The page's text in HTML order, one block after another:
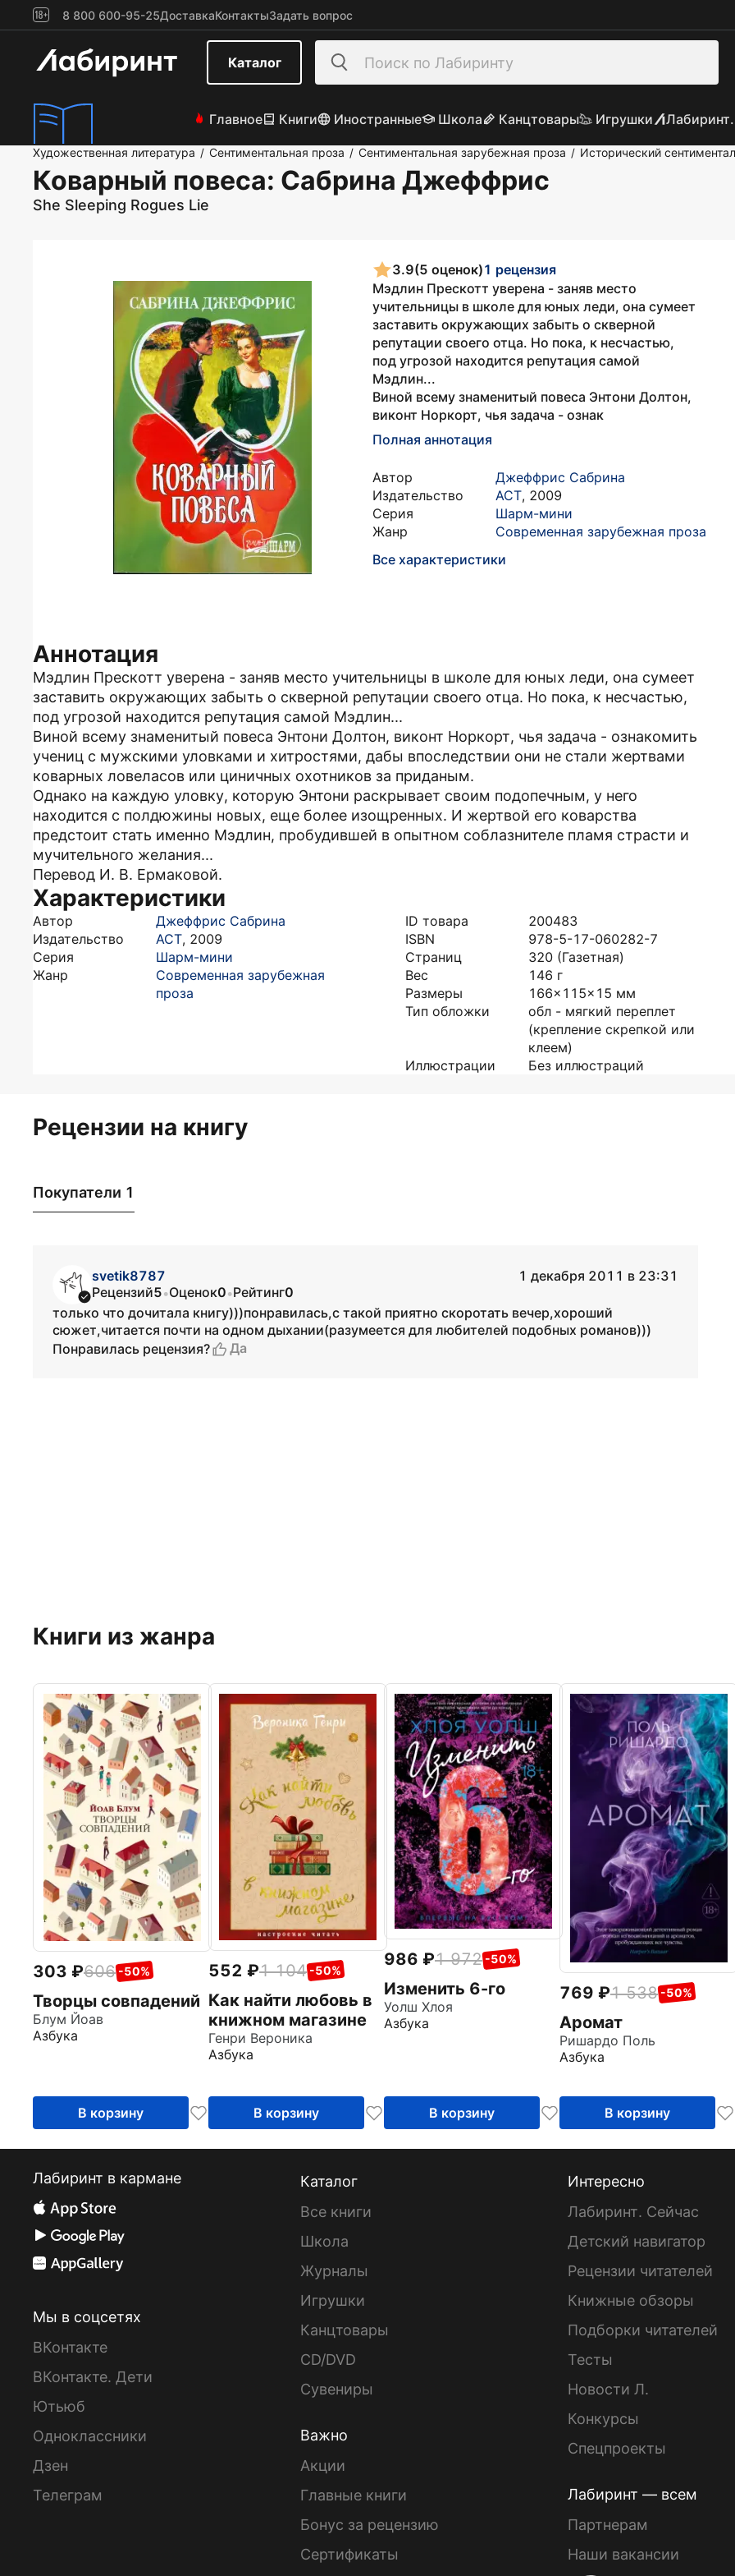
8 800 600-95-25ДоставкаКонтактыЗадать вопрос
Каталог
Главное Книги Иностранные Школа Канцтовары Игрушки
Художественная литература / Сентиментальная проза / Сентиментальная зарубежная проза / Исторический
Коварный повеса: Сабрина Джеффрис
She Sleeping Rogues Lie
3.9(5 оценок)1 рецензия
Мэдлин Прескотт уверена - заняв место
учительницы в школе для юных леди, она сумеет
заставить окружающих забыть о скверной
репутации своего отца. Но пока, к несчастью,
под угрозой находится репутация самой
Мэдлин...
Виной всему знаменитый повеса Энтони Долтон,
виконт Норкорт, чья задача - ознак
Полная аннотация
Автор
Джеффрис Сабрина
Издательство
АСТ, 2009
Серия
Шарм-мини
Жанр
Современная зарубежная проза
Все характеристики
Аннотация
Мэдлин Прескотт уверена - заняв место учительницы в школе для юных леди, она сумеет
заставить окружающих забыть о скверной репутации своего отца. Но пока, к несчастью,
под угрозой находится репутация самой Мэдлин...
Виной всему знаменитый повеса Энтони Долтон, виконт Норкорт, чья задача - ознакомить
учениц с мужскими уловками и хитростями, дабы впоследствии они не стали жертвами
коварных ловеласов или циничных охотников за приданым.
Однако на каждую уловку, которую Энтони раскрывает своим подопечным, у него
находится с полдюжины новых, еще более изощренных. И жертвой его коварства
предстоит стать именно Мэдлин, пробудившей в опытном соблазнителе пламя страсти и
мучительного желания...
Перевод И. В. Ермаковой.
Характеристики
Автор
Джеффрис Сабрина
Издательство
АСТ, 2009
Серия
Шарм-мини
Жанр
Современная зарубежная
проза
ID товара
200483
ISBN
978-5-17-060282-7
Страниц
320 (Газетная)
Вес
146 г
Размеры
166x115x15 мм
Тип обложки
обл - мягкий переплет
(крепление скрепкой или
клеем)
Иллюстрации
Без иллюстраций
Рецензии на книгу
Покупатели 1
svetik8787
1 декабря 2011 в 23:31
Рецензий5•Оценок0•Рейтинг0
только что дочитала книгу)))понравилась,с такой приятно скоротать вечер,хороший
сюжет,читается почти на одном дыхании(разумеется для любителей подобных романов)))
Понравилась рецензия?
Да
Книги из жанра
303 606 -50%
Творцы совпадений
Блум Йоав
Азбука
В корзину
552 1 104 -50%
Как найти любовь в
книжном магазине
Генри Вероника
Азбука
В корзину
986 1 972 -50%
Изменить 6-го
Уолш Хлоя
Азбука
В корзину
769 1 538 -50%
Аромат
Ришардо Поль
Азбука
В корзину
Лабиринт в кармане
Мы в соцсетях
ВКонтакте
ВКонтакте. Дети
Ютьюб
Одноклассники
Дзен
Телеграм
Каталог
Все книги
Школа
Журналы
Игрушки
Канцтовары
CD/DVD
Сувениры
Важно
Акции
Главные книги
Бонус за рецензию
Сертификаты
Интересно
Лабиринт. Сейчас
Детский навигатор
Рецензии читателей
Книжные обзоры
Подборки читателей
Тесты
Новости Л.
Конкурсы
Спецпроекты
Лабиринт — всем
Партнерам
Наши вакансии